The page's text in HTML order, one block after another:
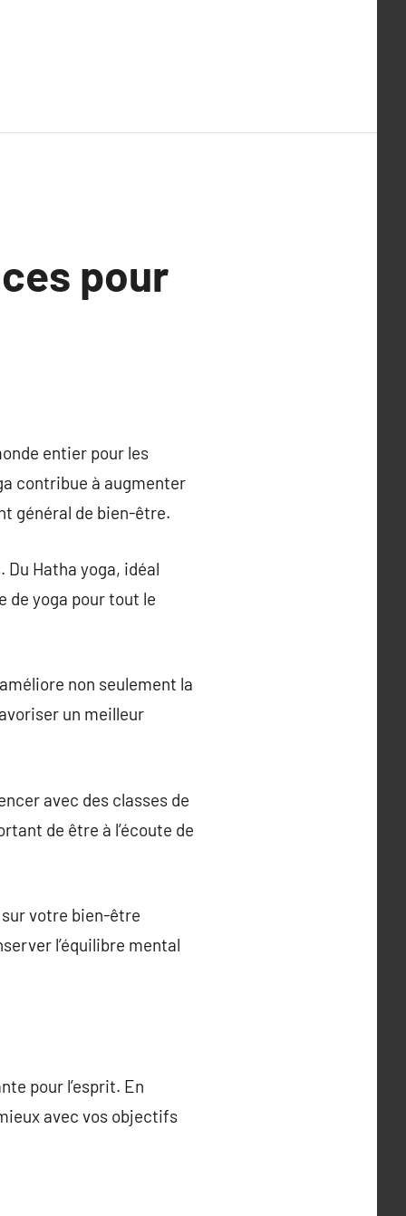
pour
entier pour les
contribue à augmenter
général de bien-être.
Hatha yoga, idéal
de yoga pour tout le
non seulement la
un meilleur
avec des classes de
de être à l’écoute de
votre bien-être
l’équilibre mental
pour l’esprit. En
avec vos objectifs